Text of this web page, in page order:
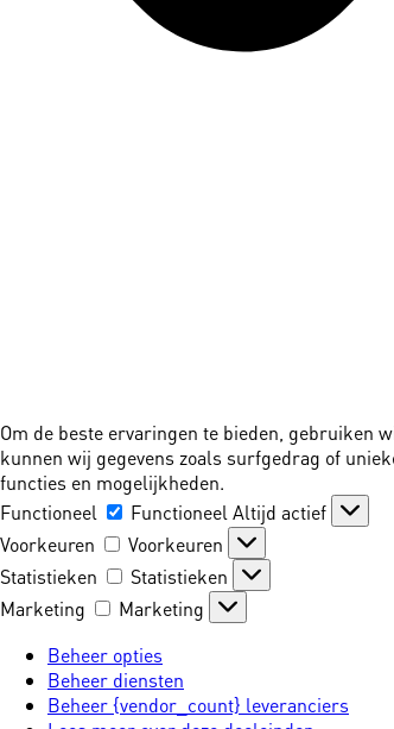
Om de beste ervaringen te bieden, gebruiken
kunnen wij gegevens zoals surfgedrag of
functies en mogelijkheden.
Functioneel
Functioneel Altijd actief
Voorkeuren
Voorkeuren
Statistieken
Statistieken
Marketing
Marketing
Beheer opties
Beheer diensten
Beheer {vendor_count} leveranciers